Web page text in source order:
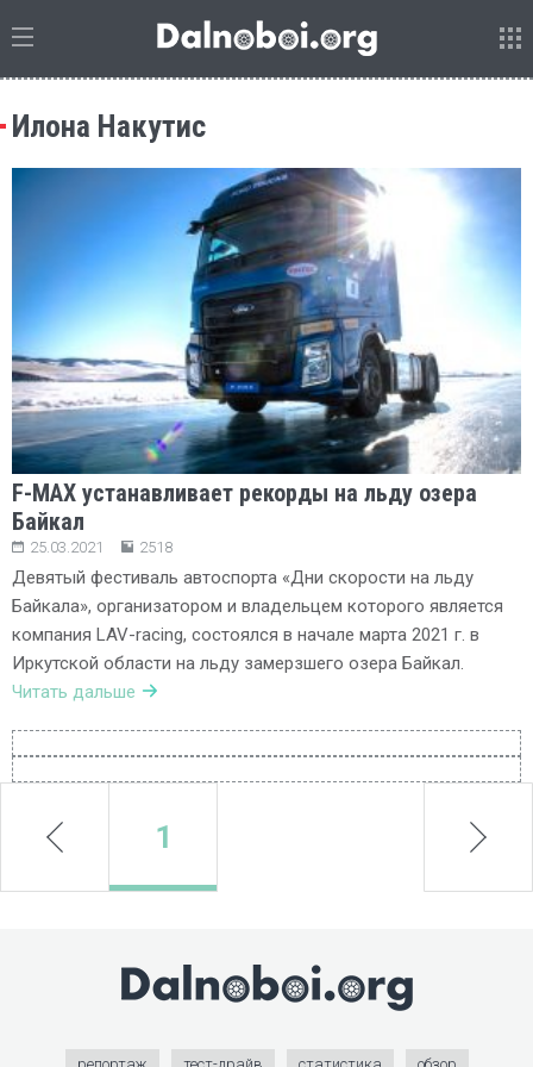
Илона Накутис
F-MAX устанавливает рекорды на льду озера
Байкал
25.03.2021 2518
Девятый фестиваль автоспорта «Дни скорости на льду
Байкала», организатором и владельцем которого является
компания LAV-racing, состоялся в начале марта 2021 г. в
Иркутской области на льду замерзшего озера Байкал.
Читать дальше
prev 1 next